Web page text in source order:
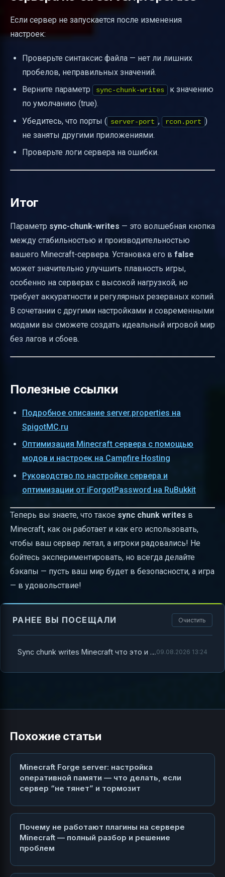
Если сервер не запускается после изменения
настроек:
Проверьте синтаксис файла — нет ли лишних
пробелов, неправильных значений.
Верните параметр
sync-chunk-writes
к значению
по умолчанию (true).
Убедитесь, что порты ( server-port , rcon.port )
не заняты другими приложениями.
Проверьте логи сервера на ошибки.
Итог
Параметр sync-chunk-writes — это волшебная кнопка
между стабильностью и производительностью
вашего Minecraft-сервера. Установка его в false
может значительно улучшить плавность игры,
особенно на серверах с высокой нагрузкой, но
требует аккуратности и регулярных резервных копий.
В сочетании с другими настройками и современными
модами вы сможете создать идеальный игровой мир
без лагов и сбоев.
Полезные ссылки
Подробное описание server.properties на
SpigotMC.ru
Оптимизация Minecraft сервера с помощью
модов и настроек на Campfire Hosting
Руководство по настройке сервера и
оптимизации от iForgotPassword на RuBukkit
Теперь вы знаете, что такое sync chunk writes в
Minecraft, как он работает и как его использовать,
чтобы ваш сервер летал, а игроки радовались! Не
бойтесь экспериментировать, но всегда делайте
бэкапы — пусть ваш мир будет в безопасности, а игра
— в удовольствие!
РАНЕЕ ВЫ ПОСЕЩАЛИ Очистить
Sync chunk writes Minecraft что это и как это влияет на производительность сервера09.08.2026 13:24
Похожие статьи
Minecraft Forge server: настройка
оперативной памяти — что делать, если
сервер “не тянет” и тормозит
Почему не работают плагины на сервере
Minecraft — полный разбор и решение
проблем